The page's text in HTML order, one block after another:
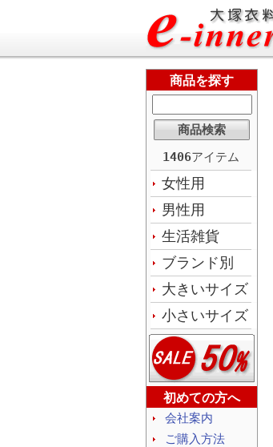
商品を探す
1406アイテム
女性用
男性用
生活雑貨
ブランド別
大きいサイズ
小さいサイズ
初めての方へ
会社案内
ご購入方法